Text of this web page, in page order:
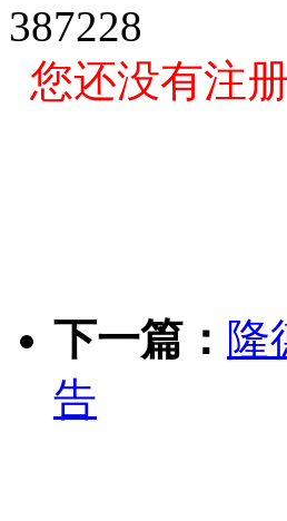
387228
您还没有注
下一篇： 隆
告